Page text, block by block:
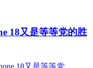
18又是等等党的胜